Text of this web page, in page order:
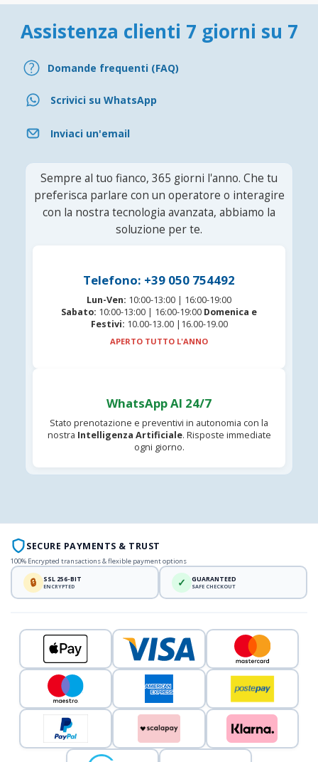
Assistenza clienti 7 giorni su 7
Domande frequenti (FAQ)
Scrivici su WhatsApp
Inviaci un'email
Sempre al tuo fianco, 365 giorni l'anno. Che tu
preferisca parlare con un operatore o interagire
con la nostra tecnologia avanzata, abbiamo la
soluzione per te.
Telefono: +39 050 754492
Lun-Ven: 10:00-13:00 | 16:00-19:00
Sabato: 10:00-13:00 | 16:00-19:00 Domenica e
Festivi: 10.00-13.00 |16.00-19.00
APERTO TUTTO L'ANNO
WhatsApp AI 24/7
Stato prenotazione e preventivi in autonomia con la
nostra Intelligenza Artificiale. Risposte immediate
ogni giorno.
SECURE PAYMENTS & TRUST
100% Encrypted transactions & flexible payment options
🔒 SSL 256-BIT
ENCRYPTED ✓ GUARANTEED
SAFE CHECKOUT